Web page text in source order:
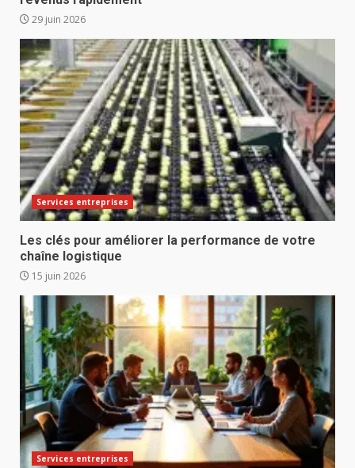
29 juin 2026
Services entreprises
Les clés pour améliorer la performance de votre
chaîne logistique
15 juin 2026
Services entreprises